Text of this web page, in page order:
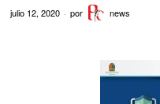
julio 12, 2020 por news